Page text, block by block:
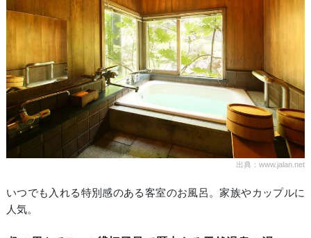
出典：www.jalan.net
いつでも入れる特別感のある客室のお風呂。家族やカップルに
人気。